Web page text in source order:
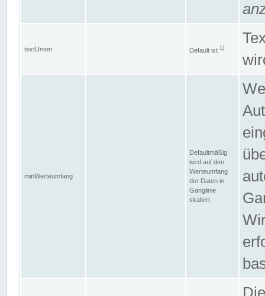
textUnten Default ist 1)
minWerteumfang
Defaultmäßig
wird auf den
Werteumfang
der Daten in
Ganglinie
skaliert.